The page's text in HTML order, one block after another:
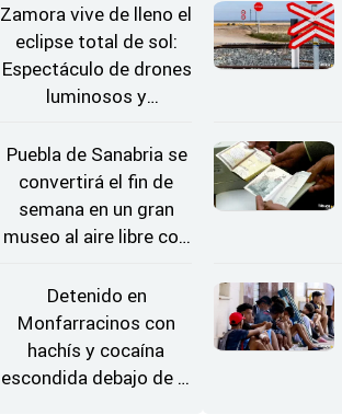
Zamora vive de lleno el
eclipse total de sol:
Espectáculo de drones
luminosos y
Estrellas
Puebla de Sanabria se
convertirá el fin de
semana en un gran
museo al aire libre con
Detenido en
Monfarracinos con
hachís y cocaína
escondida debajo de la